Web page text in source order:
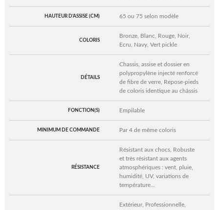
HAUTEUR D'ASSISE (CM) 65 ou 75 selon modèle
COLORIS
Bronze, Blanc, Rouge, Noir,
Ecru, Navy, Vert pickle
DÉTAILS
Chassis, assise et dossier en
polypropylène injecté renforcé
de fibre de verre, Repose-pieds
de coloris identique au châssis
FONCTION(S) Empilable
MINIMUM DE COMMANDE Par 4 de même coloris
RÉSISTANCE
Résistant aux chocs, Robuste
et très résistant aux agents
atmosphériques : vent, pluie,
humidité, UV, variations de
température...
Extérieur, Professionnelle,